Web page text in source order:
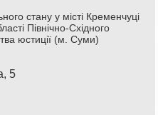
стану у місті Кременчуці
Північно-Східного
юстиції (м. Суми)
5